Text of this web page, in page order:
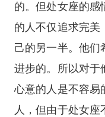
的。但处女座的感
的人不仅追求完美
己的另一半。他们
进步的。所以对于
心意的人是不容易
人，但由于处女座